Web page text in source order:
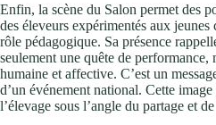
Enfin, la scène du Salon permet des
des éleveurs expérimentés aux
rôle pédagogique. Sa présence
seulement une quête de performance,
humaine et affective. C’est un
d’un événement national. Cette
l’élevage sous l’angle du partage et